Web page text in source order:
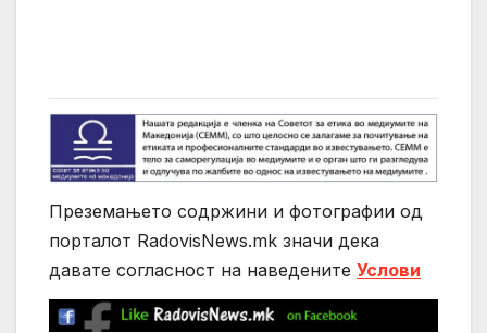
Преземањето содржини и фотографии од
порталот RadovisNews.mk значи дека
давате согласност на нaведените Услови